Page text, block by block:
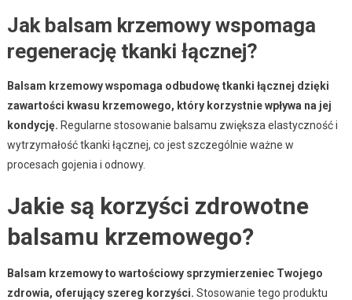
Jak balsam krzemowy wspomaga
regenerację tkanki łącznej?
Balsam krzemowy wspomaga odbudowę tkanki łącznej dzięki
zawartości kwasu krzemowego, który korzystnie wpływa na jej
kondycję. Regularne stosowanie balsamu zwiększa elastyczność i
wytrzymałość tkanki łącznej, co jest szczególnie ważne w
procesach gojenia i odnowy.
Jakie są korzyści zdrowotne
balsamu krzemowego?
Balsam krzemowy to wartościowy sprzymierzeniec Twojego
zdrowia, oferujący szereg korzyści. Stosowanie tego produktu